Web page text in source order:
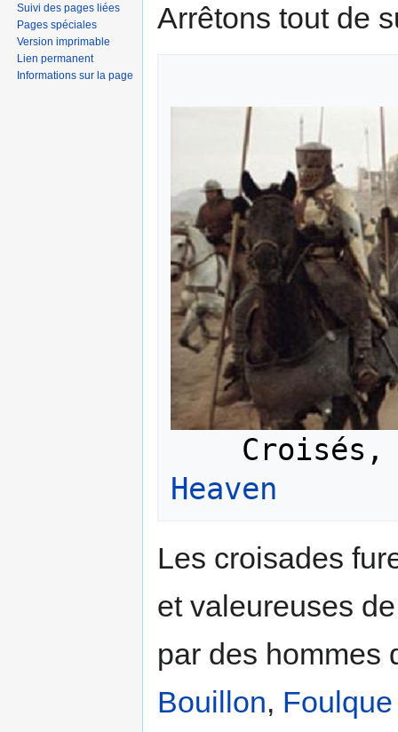
Arrêtons tout de
Heaven
Les croisades
et valeureuses
par des hommes
Bouillon,
Suivi des pages liées
Pages spéciales
Version imprimable
Lien permanent
Informations sur la page